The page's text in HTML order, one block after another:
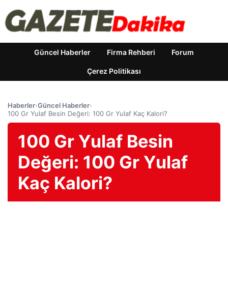
Güncel Haberler Firma Rehberi Forum
Çerez Politikası
Haberler›Güncel Haberler›
100 Gr Yulaf Besin Değeri: 100 Gr Yulaf Kaç Kalori?
100 Gr Yulaf Besin
Değeri: 100 Gr Yulaf
Kaç Kalori?